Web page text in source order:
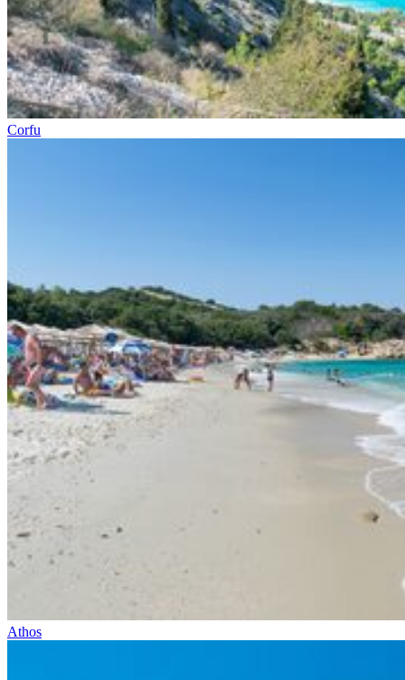
Corfu
Athos